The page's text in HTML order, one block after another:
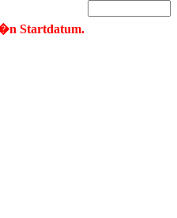
Startdatum.